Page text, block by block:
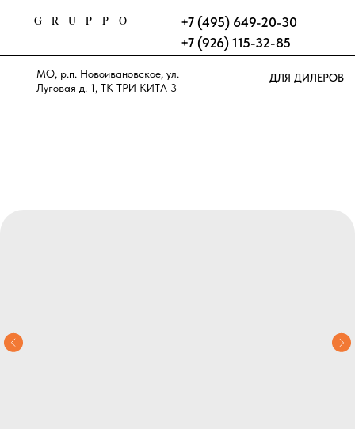
ДЛЯ ДИЛЕРОВ
этаж
GRUPPO +7 (495) 649-20-30
+7 (926) 115-32-85